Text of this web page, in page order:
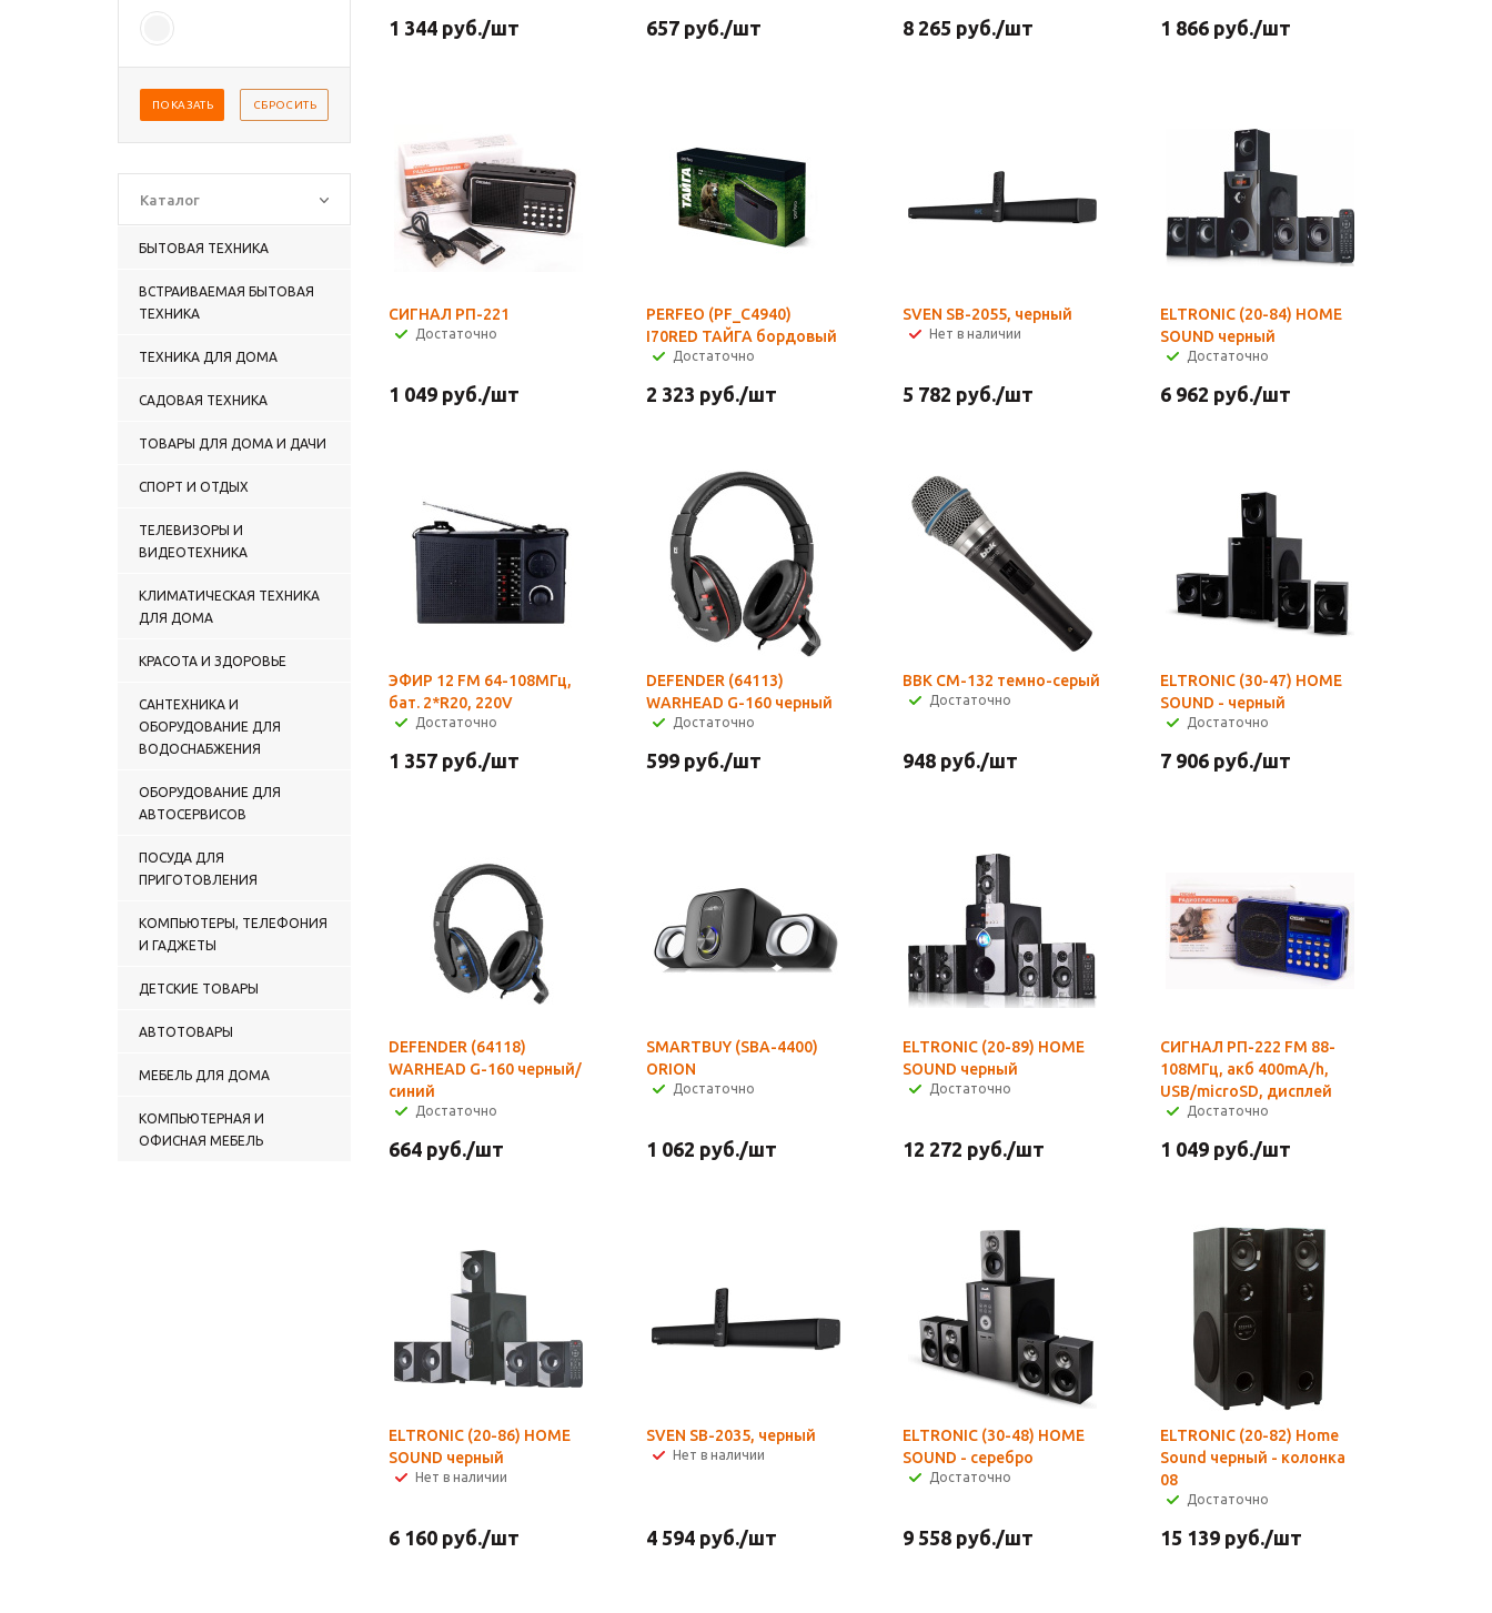
ПОКАЗАТЬ СБРОСИТЬ
Каталог
БЫТОВАЯ ТЕХНИКА
ВСТРАИВАЕМАЯ БЫТОВАЯ
ТЕХНИКА
ТЕХНИКА ДЛЯ ДОМА
САДОВАЯ ТЕХНИКА
ТОВАРЫ ДЛЯ ДОМА И ДАЧИ
СПОРТ И ОТДЫХ
ТЕЛЕВИЗОРЫ И
ВИДЕОТЕХНИКА
КЛИМАТИЧЕСКАЯ ТЕХНИКА
ДЛЯ ДОМА
КРАСОТА И ЗДОРОВЬЕ
САНТЕХНИКА И
ОБОРУДОВАНИЕ ДЛЯ
ВОДОСНАБЖЕНИЯ
ОБОРУДОВАНИЕ ДЛЯ
АВТОСЕРВИСОВ
ПОСУДА ДЛЯ
ПРИГОТОВЛЕНИЯ
КОМПЬЮТЕРЫ, ТЕЛЕФОНИЯ
И ГАДЖЕТЫ
ДЕТСКИЕ ТОВАРЫ
АВТОТОВАРЫ
МЕБЕЛЬ ДЛЯ ДОМА
КОМПЬЮТЕРНАЯ И
ОФИСНАЯ МЕБЕЛЬ
1 344 руб./шт 657руб./шт 8 265 руб./шт 1 866руб./шт
СИГНАЛ РП-221
Достаточно
1 049 руб./шт
PERFEO (PF_C4940)
I70RED ТАЙГА бордовый
Достаточно
2 323 руб./шт
SVEN SB-2055, черный
Нет в наличии
5 782 руб./шт
ELTRONIC (20-84) HOME
SOUND черный
Достаточно
6 962 руб./шт
ЭФИР 12 FM 64-108МГц,
бат. 2*R20, 220V
Достаточно
1 357 руб./шт
DEFENDER (64113)
WARHEAD G-160 черный
Достаточно
599руб./шт
BBK CM-132 темно-серый
Достаточно
948 руб./шт
ELTRONIC (30-47) HOME
SOUND - черный
Достаточно
7 906руб./шт
DEFENDER (64118)
WARHEAD G-160 черный/
синий
Достаточно
664 руб./шт
SMARTBUY (SBA-4400)
ORION
Достаточно
1 062 руб./шт
ELTRONIC (20-89) HOME
SOUND черный
Достаточно
12 272 руб./шт
СИГНАЛ РП-222 FM 88-
108МГц, акб 400mA/h,
USB/microSD, дисплей
Достаточно
1 049руб./шт
ELTRONIC (20-86) HOME
SOUND черный
Нет в наличии
6 160 руб./шт
SVEN SB-2035, черный
Нет в наличии
4 594руб./шт
ELTRONIC (30-48) HOME
SOUND - серебро
Достаточно
9 558 руб./шт
ELTRONIC (20-82) Home
Sound черный - колонка
08
Достаточно
15 139руб./шт